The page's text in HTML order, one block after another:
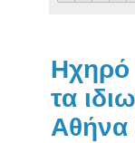
Ηχηρό
τα
Αθήνα